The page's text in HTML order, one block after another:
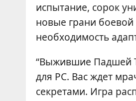
испытание, сорок
новые грани
необходимость
“Выжившие Падшей
для PC. Вас ждет
секретами. Игра